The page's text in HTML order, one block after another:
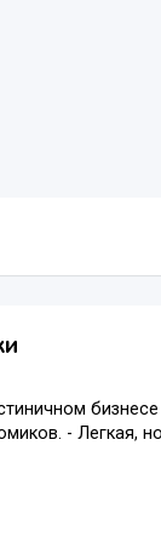
бизнесе
- Легкая,